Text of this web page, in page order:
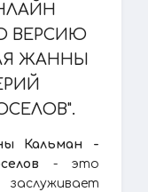
ВЕРСИЮ
ЖАННЫ
Кальман -
- это